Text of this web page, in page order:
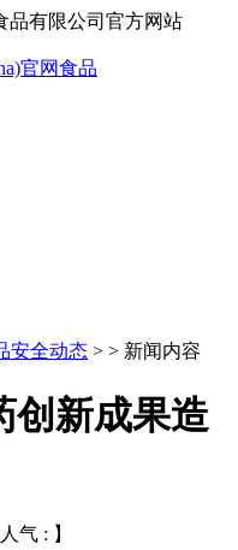
品有限公司官方网站
安全动态 > > 新闻内容
创新成果造
气 : 】